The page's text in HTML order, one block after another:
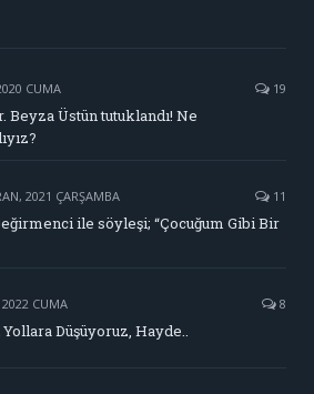
CUMA 19
Beyza Üstün tutuklandı! Ne
2021 ÇARŞAMBA 11
ile söyleşi; “Çocuğum Gibi Bir
CUMA 8
Düşüyoruz, Hayde..